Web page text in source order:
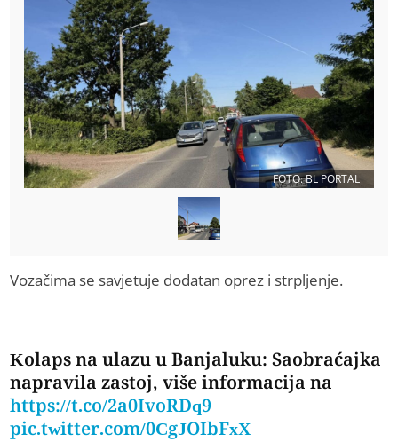
FOTO: BL PORTAL
Vozačima se savjetuje dodatan oprez i strpljenje.
Kolaps na ulazu u Banjaluku: Saobraćajka
napravila zastoj, više informacija na
https://t.co/2a0IvoRDq9
pic.twitter.com/0CgJOIbFxX